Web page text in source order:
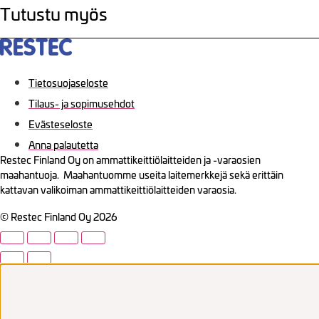
Tutustu myös
Tietosuojaseloste
Tilaus- ja sopimusehdot
Evästeseloste
Anna palautetta
Restec Finland Oy on ammattikeittiölaitteiden ja -varaosien
maahantuoja. Maahantuomme useita laitemerkkejä sekä erittäin
kattavan valikoiman ammattikeittiölaitteiden varaosia.
© Restec Finland Oy 2026